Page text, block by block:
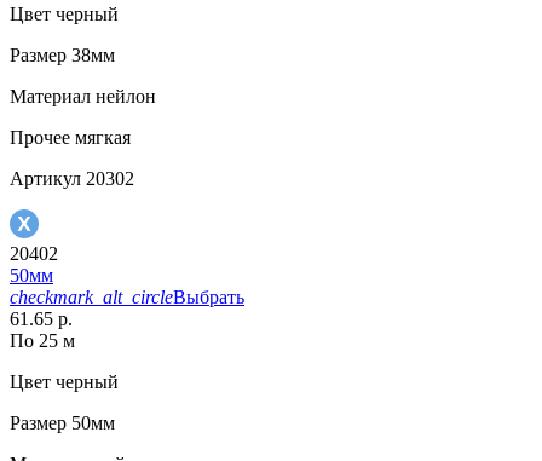
Цвет черный
Размер 38мм
Материал нейлон
Прочее мягкая
Артикул 20302
20402
50мм
checkmark_alt_circleВыбрать
61.65 р.
По 25 м
Цвет черный
Размер 50мм